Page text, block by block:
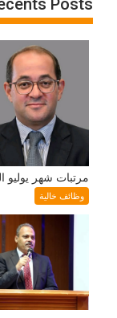
مرتبات شهر يوليو
وظائف خالية